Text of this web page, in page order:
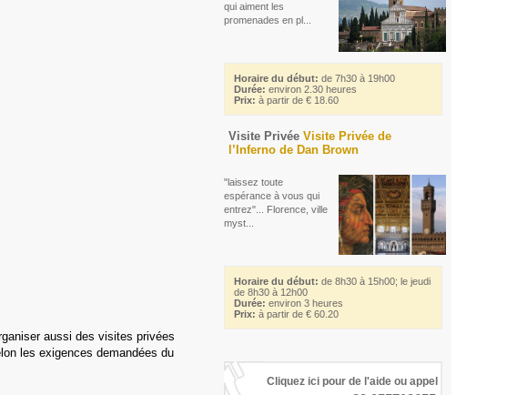
aussi des visites privées
les exigences demandées du
qui aiment les
promenades en pl...
Horaire du début: de 7h30 à 19h00
Durée: environ 2.30 heures
Prix: à partir de € 18.60
Visite Privée Visite Privée de
l’Inferno de Dan Brown
"laissez toute
espérance à vous qui
entrez"... Florence, ville
myst...
Horaire du début: de 8h30 à 15h00; le jeudi
de 8h30 à 12h00
Durée: environ 3 heures
Prix: à partir de € 60.20
Cliquez ici pour de l'aide ou appel